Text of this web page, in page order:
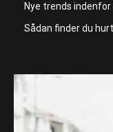
Nye trends
Sådan finder du